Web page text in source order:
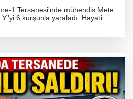
1 Tersanesi'nde mühendis Mete
6 kurşunla yaraladı. Hayati